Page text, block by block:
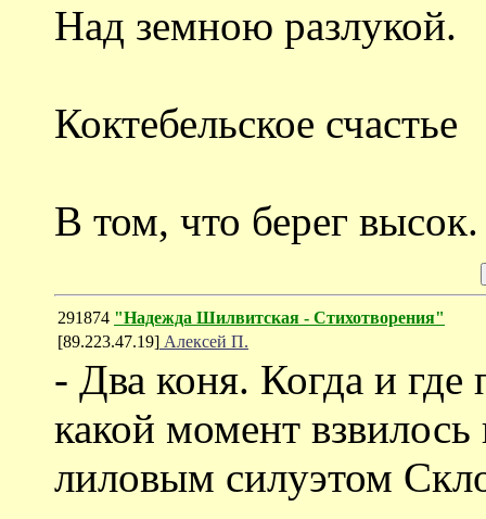
Над земною разлукой.
Коктебельское счастье
В том, что берег высок.
291874 "Надежда Шилвитская - Стихотворения"
[89.223.47.19] Алексей П.
- Два коня. Когда и
какой момент взвилось
лиловым силуэтом